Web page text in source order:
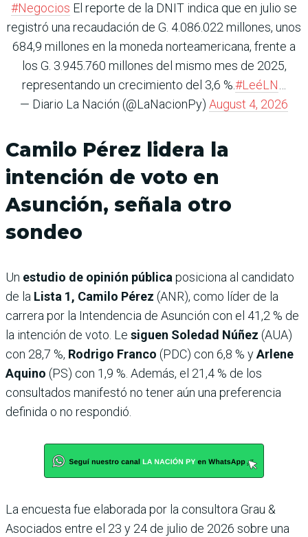
#Negocios El reporte de la DNIT indica que en julio se
registró una recaudación de G. 4.086.022 millones, unos
684,9 millones en la moneda norteamericana, frente a
los G. 3.945.760 millones del mismo mes de 2025,
representando un crecimiento del 3,6 %.#LeéLN
— Diario La Nación (@LaNacionPy) August 4, 2026
Camilo Pérez lidera la
intención de voto en
Asunción, señala otro
sondeo
Un estudio de opinión pública posiciona al candidato
de la Lista 1, Camilo Pérez (ANR), como líder de la
carrera por la Intendencia de Asunción con el 41,2 % de
la intención de voto. Le siguen Soledad Núñez (AUA)
con 28,7 %, Rodrigo Franco (PDC) con 6,8 % yArlene
Aquino (PS) con 1,9 %. Además, el 21,4 % de los
consultados manifestó no tener aún una preferencia
definida o no respondió.
La encuesta fue elaborada por la consultora Grau &
Asociados entre el 23 y 24 de julio de 2026 sobre una